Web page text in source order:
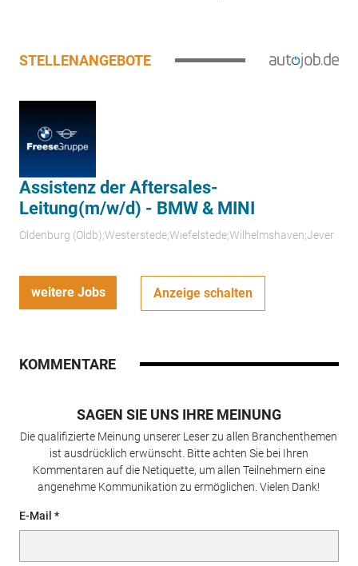
STELLENANGEBOTE
Assistenz der Aftersales-
Leitung(m/w/d) - BMW & MINI
Oldenburg (Oldb);Westerstede;Wiefelstede;Wilhelmshaven;Jever
weitere Jobs Anzeige schalten
KOMMENTARE
SAGEN SIE UNS IHRE MEINUNG
Die qualifizierte Meinung unserer Leser zu allen Branchenthemen
ist ausdrücklich erwünscht. Bitte achten Sie bei Ihren
Kommentaren auf die Netiquette, um allen Teilnehmern eine
angenehme Kommunikation zu ermöglichen. Vielen Dank!
E-Mail